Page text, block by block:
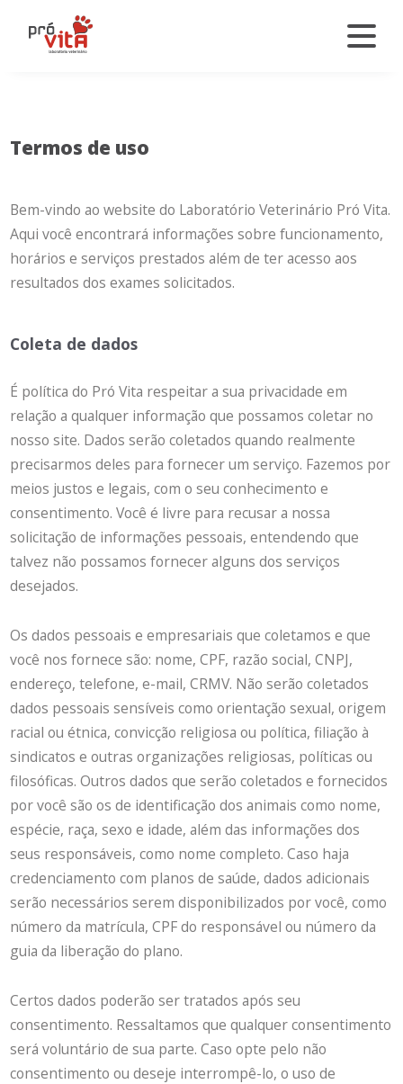
Termos de uso
Bem-vindo ao website do Laboratório Veterinário Pró Vita.
Aqui você encontrará informações sobre funcionamento,
horários e serviços prestados além de ter acesso aos
resultados dos exames solicitados.
Coleta de dados
É política do Pró Vita respeitar a sua privacidade em
relação a qualquer informação que possamos coletar no
nosso site. Dados serão coletados quando realmente
precisarmos deles para fornecer um serviço. Fazemos por
meios justos e legais, com o seu conhecimento e
consentimento. Você é livre para recusar a nossa
solicitação de informações pessoais, entendendo que
talvez não possamos fornecer alguns dos serviços
desejados.
Os dados pessoais e empresariais que coletamos e que
você nos fornece são: nome, CPF, razão social, CNPJ,
endereço, telefone, e-mail, CRMV. Não serão coletados
dados pessoais sensíveis como orientação sexual, origem
racial ou étnica, convicção religiosa ou política, filiação à
sindicatos e outras organizações religiosas, políticas ou
filosóficas. Outros dados que serão coletados e fornecidos
por você são os de identificação dos animais como nome,
espécie, raça, sexo e idade, além das informações dos
seus responsáveis, como nome completo. Caso haja
credenciamento com planos de saúde, dados adicionais
serão necessários serem disponibilizados por você, como
número da matrícula, CPF do responsável ou número da
guia da liberação do plano.
Certos dados poderão ser tratados após seu
consentimento. Ressaltamos que qualquer consentimento
será voluntário de sua parte. Caso opte pelo não
consentimento ou deseje interrompê-lo, o uso de